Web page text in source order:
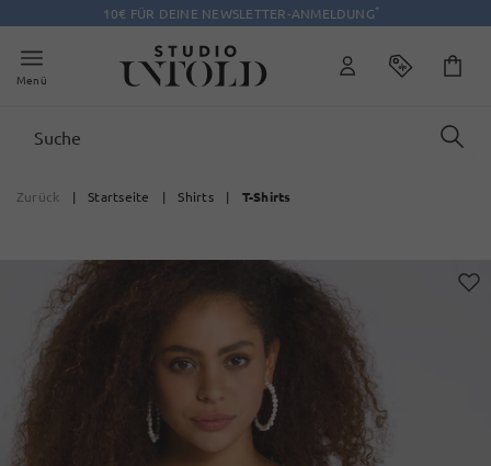
10€ FÜR DEINE NEWSLETTER-ANMELDUNG*
Menü
Zurück | Startseite | Shirts | T-Shirts